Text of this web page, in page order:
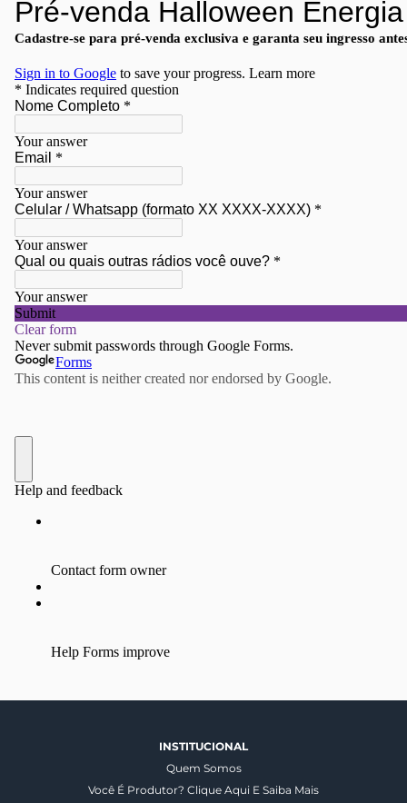
INSTITUCIONAL
Quem Somos
Você É Produtor? Clique Aqui E Saiba Mais